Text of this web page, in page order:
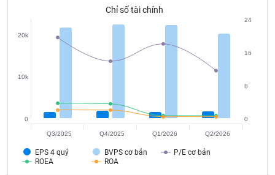
Chỉ số tài chính
EPS 4 quý BVPS cơ bản
P/E cơ bản
ROEA
ROA
0
10k
20k
0
8
16
24
Q3/2025 Q4/2025 Q1/2026 Q2/2026
tài